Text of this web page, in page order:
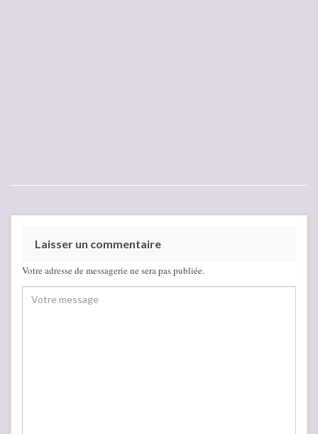
Laisser un commentaire
Votre adresse de messagerie ne sera pas publiée.